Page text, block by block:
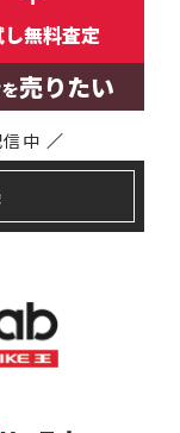
し無料査定
売りたい
中